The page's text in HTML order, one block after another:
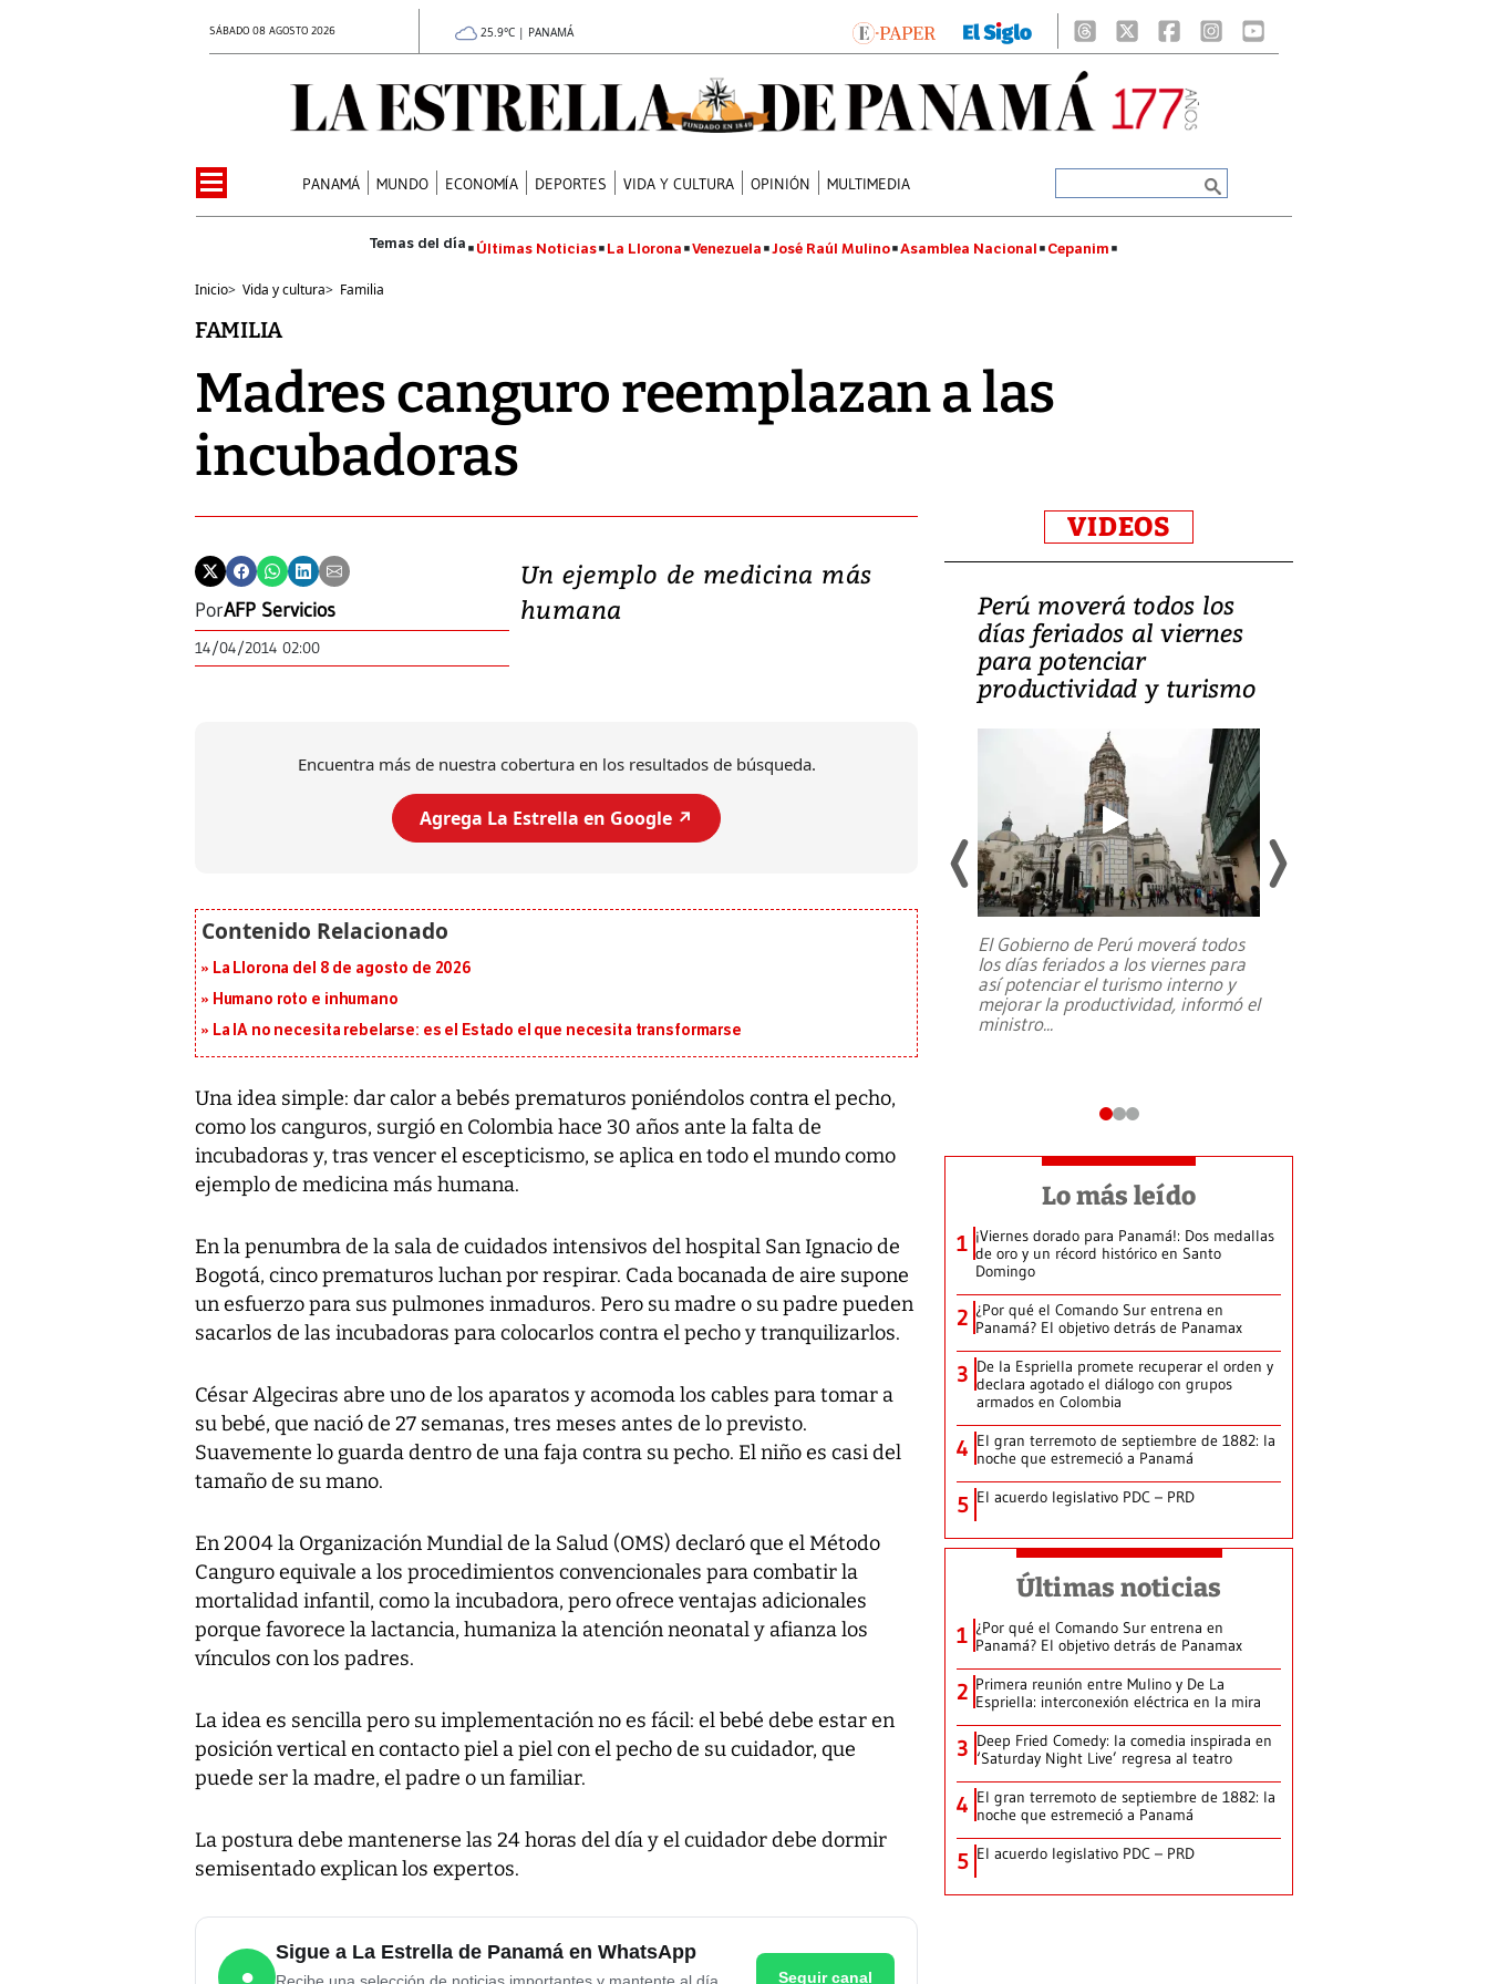
SÁBADO 08 AGOSTO 2026 25.9°C | PANAMÁ
PANAMÁ MUNDO ECONOMÍA DEPORTES VIDA Y CULTURA OPINIÓN MULTIMEDIA
Últimas Noticias La Llorona Venezuela José Raúl Mulino Asamblea Nacional Cepanim
Inicio> Vida y cultura> Familia
FAMILIA
Madres canguro reemplazan a las
incubadoras
PorAFP Servicios
14/04/2014 02:00
Un ejemplo de medicina más
humana
Encuentra más de nuestra cobertura en los resultados de búsqueda.
Agrega La Estrella en Google ↗️
La Llorona del 8 de agosto de 2026
Humano roto e inhumano
La IA no necesita rebelarse: es el Estado el que necesita transformarse
Una idea simple: dar calor a bebés prematuros poniéndolos contra el pecho,
como los canguros, surgió en Colombia hace 30 años ante la falta de
incubadoras y, tras vencer el escepticismo, se aplica en todo el mundo como
ejemplo de medicina más humana.
En la penumbra de la sala de cuidados intensivos del hospital San Ignacio de
Bogotá, cinco prematuros luchan por respirar. Cada bocanada de aire supone
un esfuerzo para sus pulmones inmaduros. Pero su madre o su padre pueden
sacarlos de las incubadoras para colocarlos contra el pecho y tranquilizarlos.
César Algeciras abre uno de los aparatos y acomoda los cables para tomar a
su bebé, que nació de 27 semanas, tres meses antes de lo previsto.
Suavemente lo guarda dentro de una faja contra su pecho. El niño es casi del
tamaño de su mano.
En 2004 la Organización Mundial de la Salud (OMS) declaró que el Método
Canguro equivale a los procedimientos convencionales para combatir la
mortalidad infantil, como la incubadora, pero ofrece ventajas adicionales
porque favorece la lactancia, humaniza la atención neonatal y afianza los
vínculos con los padres.
La idea es sencilla pero su implementación no es fácil: el bebé debe estar en
posición vertical en contacto piel a piel con el pecho de su cuidador, que
puede ser la madre, el padre o un familiar.
La postura debe mantenerse las 24 horas del día y el cuidador debe dormir
semisentado explican los expertos.
●
Sigue a La Estrella de Panamá en WhatsApp
Recibe una selección de noticias importantes y mantente al día Seguir canal
VIDEOS
da Silva, oficializó este domingo su
candidatura...
Perú moverá todos los
días feriados al viernes
para potenciar
productividad y turismo
El Gobierno de Perú moverá todos
los días feriados a los viernes para
así potenciar el turismo interno y
mejorar la productividad, informó el
ministro...
Lo más leído
1 ¡Viernes dorado para Panamá!: Dos medallas
de oro y un récord histórico en Santo
Domingo
2 ¿Por qué el Comando Sur entrena en
Panamá? El objetivo detrás de Panamax
3 De la Espriella promete recuperar el orden y
declara agotado el diálogo con grupos
armados en Colombia
4 El gran terremoto de septiembre de 1882: la
noche que estremeció a Panamá
5 El acuerdo legislativo PDC – PRD
Últimas noticias
1 ¿Por qué el Comando Sur entrena en
Panamá? El objetivo detrás de Panamax
2 Primera reunión entre Mulino y De La
Espriella: interconexión eléctrica en la mira
3 Deep Fried Comedy: la comedia inspirada en
‘Saturday Night Live’ regresa al teatro
4 El gran terremoto de septiembre de 1882: la
noche que estremeció a Panamá
5 El acuerdo legislativo PDC – PRD